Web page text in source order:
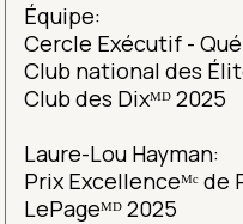
Équipe:
Cercle Exécutif -
Club national des
Club des Dixᴹᴰ 2025
Laure-Lou Hayman:
Prix Excellenceᴹᶜ de
LePageᴹᴰ 2025